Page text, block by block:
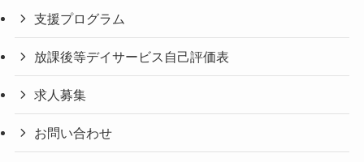
支援プログラム
放課後等デイサービス自己評価表
求人募集
お問い合わせ